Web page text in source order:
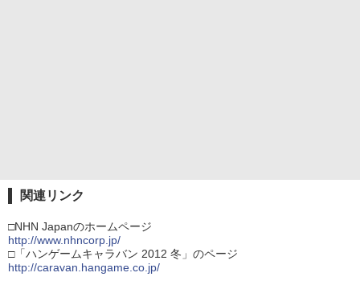
関連リンク
□NHN Japanのホームページ
http://www.nhncorp.jp/
□「ハンゲームキャラバン 2012 冬」のページ
http://caravan.hangame.co.jp/